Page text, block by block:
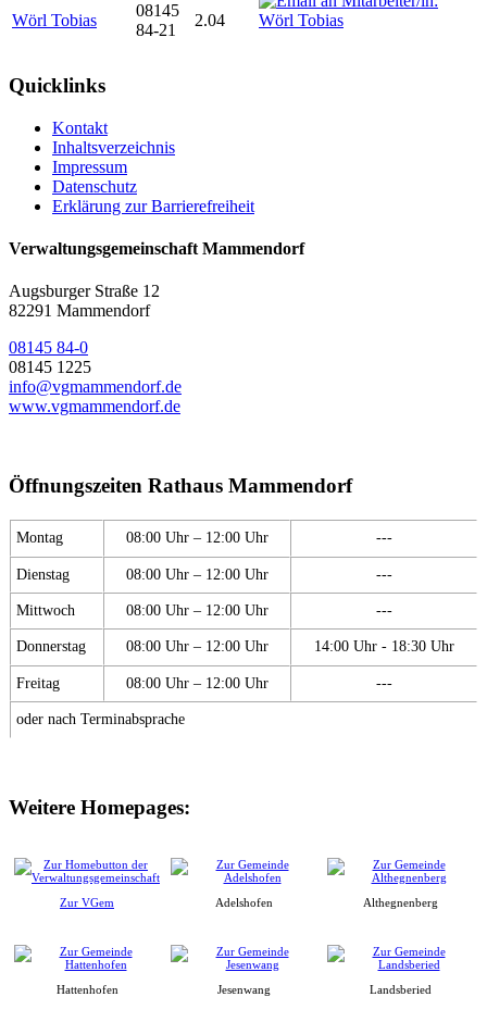
Wörl Tobias
08145
84-21
2.04
Quicklinks
Kontakt
Inhaltsverzeichnis
Impressum
Datenschutz
Erklärung zur Barrierefreiheit
Verwaltungsgemeinschaft Mammendorf
Augsburger Straße 12
82291 Mammendorf
08145 84-0
08145 1225
info@vgmammendorf.de
www.vgmammendorf.de
Öffnungszeiten Rathaus Mammendorf
Montag 08:00 Uhr – 12:00 Uhr ---
Dienstag 08:00 Uhr – 12:00 Uhr ---
Mittwoch 08:00 Uhr – 12:00 Uhr ---
Donnerstag 08:00 Uhr – 12:00 Uhr 14:00 Uhr - 18:30 Uhr
Freitag 08:00 Uhr – 12:00 Uhr ---
oder nach Terminabsprache
Weitere Homepages:
Zur VGem Adelshofen Althegnenberg
Hattenhofen Jesenwang Landsberied